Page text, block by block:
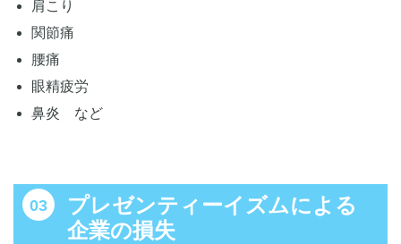
肩こり
関節痛
腰痛
眼精疲労
鼻炎 など
プレゼンティーイズムによる
企業の損失